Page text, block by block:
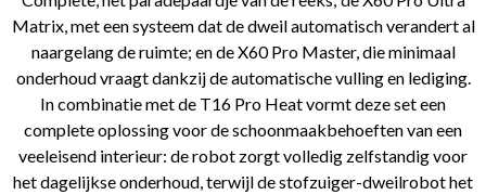
Matrix, met een systeem dat de dweil automatisch verandert al
naargelang de ruimte; en de X60 Pro Master, die minimaal
onderhoud vraagt dankzij de automatische vulling en lediging.
In combinatie met de T16 Pro Heat vormt deze set een
complete oplossing voor de schoonmaakbehoeften van een
veeleisend interieur: de robot zorgt volledig zelfstandig voor
het dagelijkse onderhoud, terwijl de stofzuiger-dweilrobot het